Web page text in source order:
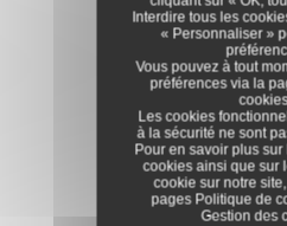
Interdire tous les
« Personnaliser »
Vous pouvez à tout
préférences via la
Les cookies
à la sécurité ne sont
Pour en savoir plus
cookies ainsi que sur
cookie sur notre
pages Politique de
Gestion des